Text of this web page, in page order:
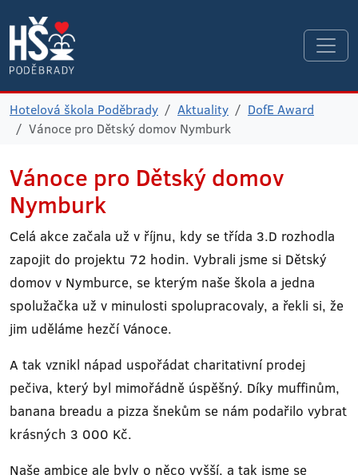
Hotelová škola Poděbrady Aktuality
DofE Award
Vánoce pro Dětský domov Nymburk
Vánoce pro Dětský domov
Nymburk
Celá akce začala už v říjnu, kdy se třída 3.D rozhodla
zapojit do projektu 72 hodin. Vybrali jsme si Dětský
domov v Nymburce, se kterým naše škola a jedna
spolužačka už v minulosti spolupracovaly, a řekli si, že
jim uděláme hezčí Vánoce.
A tak vznikl nápad uspořádat charitativní prodej
pečiva, který byl mimořádně úspěšný. Díky muffinům,
banana breadu a pizza šnekům se nám podařilo vybrat
krásných 3 000 Kč.
Naše ambice ale byly o něco vyšší, a tak jsme se